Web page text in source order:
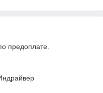
предоплате.